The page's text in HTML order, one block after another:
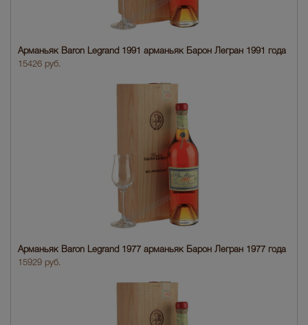
Арманьяк Baron Legrand 1991 арманьяк Барон Легран 1991 года
15426 руб.
Арманьяк Baron Legrand 1977 арманьяк Барон Легран 1977 года
15929 руб.